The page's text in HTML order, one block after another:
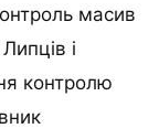
масив
і
контролю